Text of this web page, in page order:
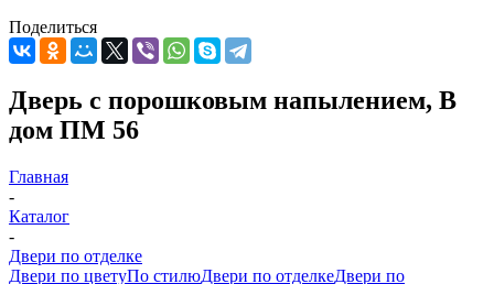
Поделиться
Дверь с порошковым напылением, В
дом ПМ 56
Главная
-
Каталог
-
Двери по отделке
Двери по цветуПо стилюДвери по отделкеДвери по